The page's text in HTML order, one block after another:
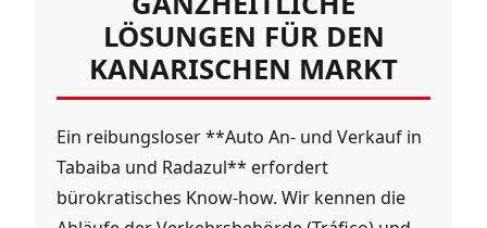
LÖSUNGEN FÜR DEN
KANARISCHEN MARKT
Ein reibungsloser **Auto An- und Verkauf in
Tabaiba und Radazul** erfordert
bürokratisches Know-how. Wir kennen die